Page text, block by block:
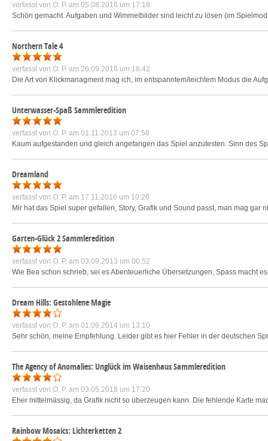
verfasst von O. P. am 05.08.2016 um 17:18
Schön gemacht. Aufgaben und Wimmelbilder sind leicht zu lösen (im
Northern Tale 4
verfasst von O. P. am 26.09.2016 um 18:42
Die Art von Klickmanagment mag ich, im entspanntem/leichtem Modus die
Unterwasser-Spaß Sammleredition
verfasst von O. P. am 01.11.2013 um 07:58
Kaum aufgestanden und gleich angefangen das Spiel anzutesten. Sinn des
Dreamland
verfasst von O. P. am 17.11.2016 um 10:26
Mir hat das Spiel super gefallen, Story, Grafik und Sound passt, man mag
Garten-Glück 2 Sammleredition
verfasst von O. P. am 03.09.2013 um 00:52
Wie Bea schon schrieb, sei es Abenteuerliche Übersetzungen, Spass macht
Dream Hills: Gestohlene Magie
verfasst von O. P. am 01.06.2014 um 13:10
Sehr schön, meine Empfehlung. Leider gibt es hier Fehler in der deutschen
The Agency of Anomalies: Unglück im Waisenhaus Sammleredition
verfasst von O. P. am 03.05.2018 um 17:20
Eher mittelmässig, da Grafik nicht so überzeugen kann. Die fehlende Karte
Rainbow Mosaics: Lichterketten 2